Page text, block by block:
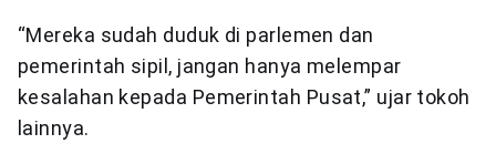
“Mereka sudah duduk di parlemen dan
pemerintah sipil, jangan hanya melempar
kesalahan kepada Pemerintah Pusat,” ujar tokoh
lainnya.